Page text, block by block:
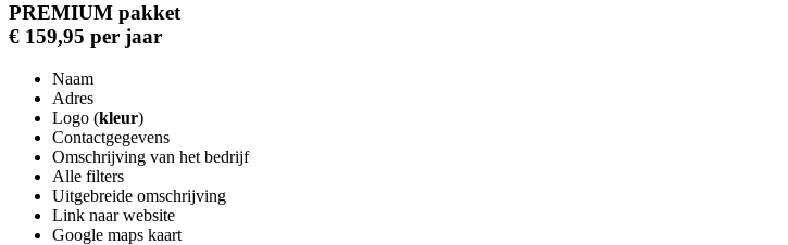
PREMIUM pakket
€ 159,95 per jaar
Naam
Adres
Logo (kleur)
Contactgegevens
Omschrijving van het bedrijf
Alle filters
Uitgebreide omschrijving
Link naar website
Google maps kaart